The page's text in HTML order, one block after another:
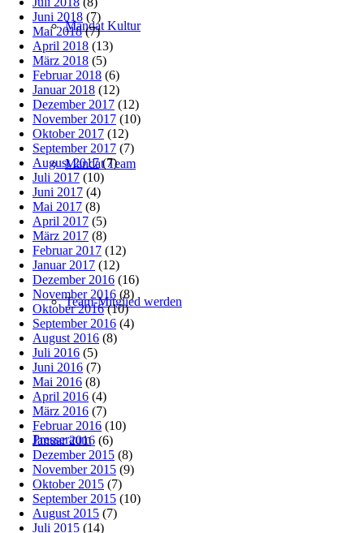
Mandat Kultur
Mandat Team
Team-Mitglied werden
Presseraum
Juni 2018 (7)
Mai 2018(7)
April 2018 (13)
März 2018 (5)
Februar 2018 (6)
Januar 2018 (12)
Dezember 2017 (12)
November 2017 (10)
Oktober 2017 (12)
September 2017 (7)
August 2017(7)
Juli 2017 (10)
Juni 2017 (4)
Mai 2017 (8)
April 2017 (5)
März 2017 (8)
Februar 2017 (12)
Januar 2017 (12)
Dezember 2016 (16)
November 2016 (8)
Oktober 2016(10)
September 2016 (4)
August 2016 (8)
Juli 2016 (5)
Juni 2016 (7)
Mai 2016 (8)
April 2016 (4)
März 2016 (7)
Februar 2016 (10)
Januar 2016 (6)
Dezember 2015 (8)
November 2015 (9)
Oktober 2015 (7)
September 2015 (10)
August 2015 (7)
Juli 2015 (14)